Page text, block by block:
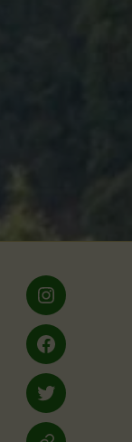
Instagram
Facebook
twitter